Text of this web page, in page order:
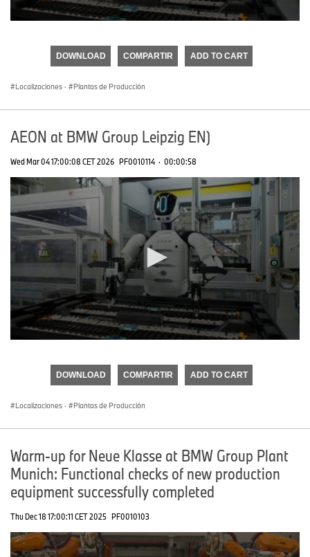
seconds
DOWNLOAD COMPARTIR ADD TO CART
Localizaciones · Plantas de Producción
AEON at BMW Group Leipzig EN)
Wed Mar 04 17:00:08 CET 2026 PF0010114 · 00:00:58
seconds
DOWNLOAD COMPARTIR ADD TO CART
Localizaciones · Plantas de Producción
Warm-up for Neue Klasse at BMW Group Plant
Munich: Functional checks of new production
equipment successfully completed
Thu Dec 18 17:00:11 CET 2025 PF0010103